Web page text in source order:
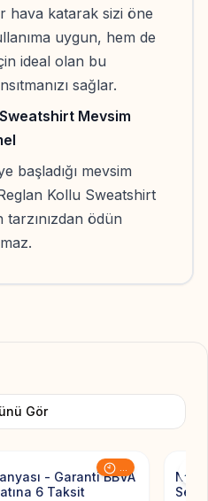
hava katarak sizi öne
uygun, hem de
ideal olan bu
sağlar.
Mevsim
başladığı mevsim
Kollu Sweatshirt
ödün
Gör
...
Add to
- Garanti BBVA
6 Taksit